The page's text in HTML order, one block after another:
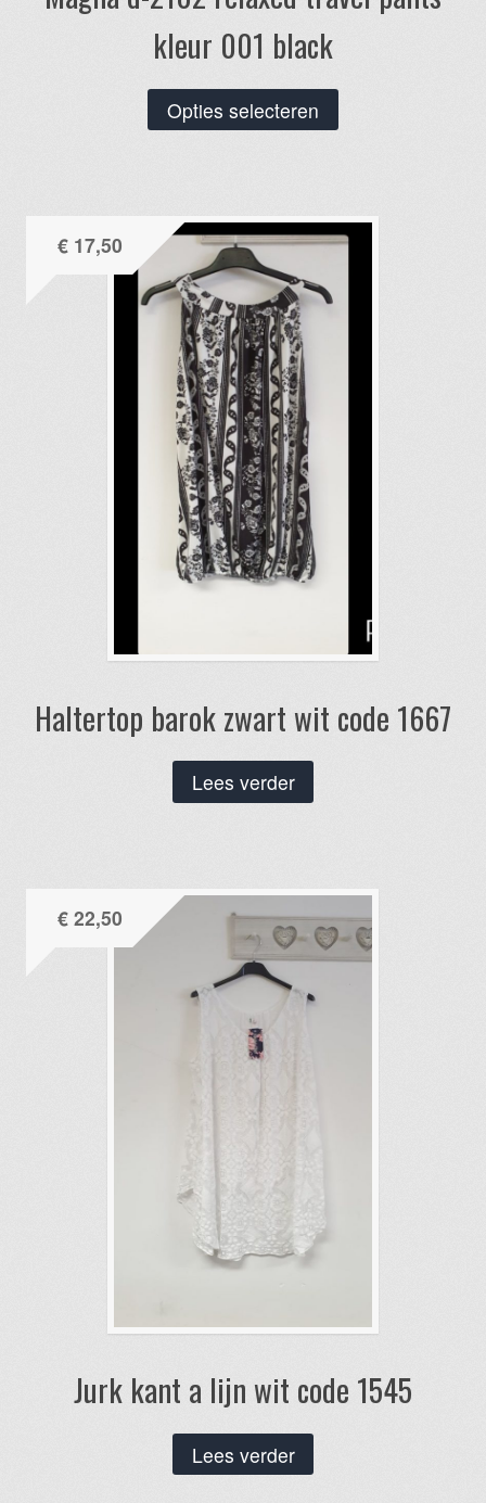
kleur 001 black
Opties selecteren
product
variaties.
Deze
Haltertop barok zwart wit code 1667
€17,50
Lees verder
Jurk kant a lijn wit code 1545
€22,50
Lees verder